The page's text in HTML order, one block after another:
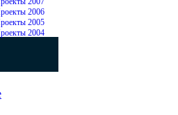
2006
2005
2004